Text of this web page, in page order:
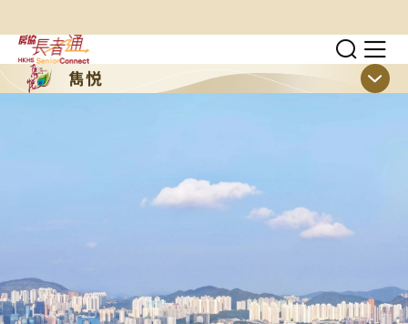
跳至主要內容
切換
顯
雋悦
顯